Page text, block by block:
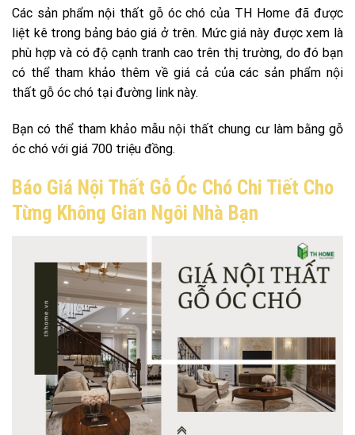
Các sản phẩm nội thất gỗ óc chó của TH Home đã được
liệt kê trong bảng báo giá ở trên. Mức giá này được xem là
phù hợp và có độ cạnh tranh cao trên thị trường, do đó bạn
có thể tham khảo thêm về giá cả của các sản phẩm nội
thất gỗ óc chó tại đường link này.
Bạn có thể tham khảo mẫu nội thất chung cư làm bằng gỗ
óc chó với giá 700 triệu đồng.
Báo Giá Nội Thất Gỗ Óc Chó Chi Tiết Cho
Từng Không Gian Ngôi Nhà Bạn